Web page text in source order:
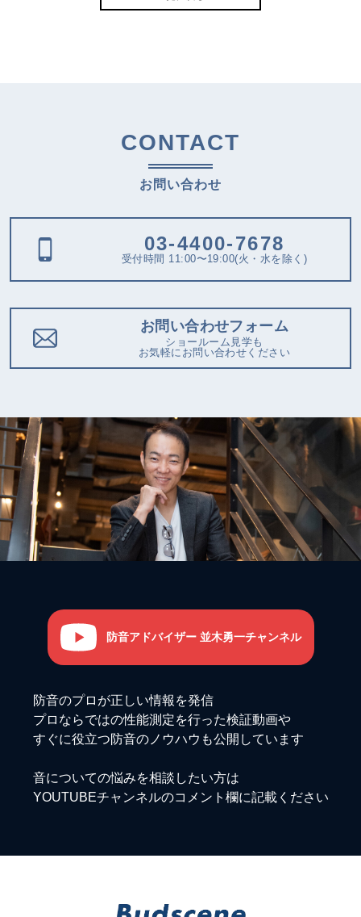
CONTACT
お問い合わせ
03-4400-7678
受付時間 11:00〜19:00(火・水を除く)
お問い合わせフォーム
ショールーム見学も
お気軽にお問い合わせください
防音アドバイザー 並木勇一チャンネル
防音のプロが正しい情報を発信
プロならではの性能測定を行った検証動画や
すぐに役立つ防音のノウハウも公開しています
音についての悩みを相談したい方は
YOUTUBEチャンネルのコメント欄に記載ください